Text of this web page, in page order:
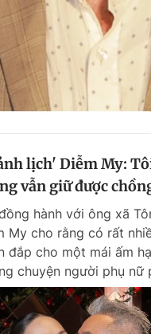
lịch' Diễm My:
vẫn giữ được
hành với ông xã
My cho rằng có rất
đắp cho một mái ấm
chuyện người phụ nữ